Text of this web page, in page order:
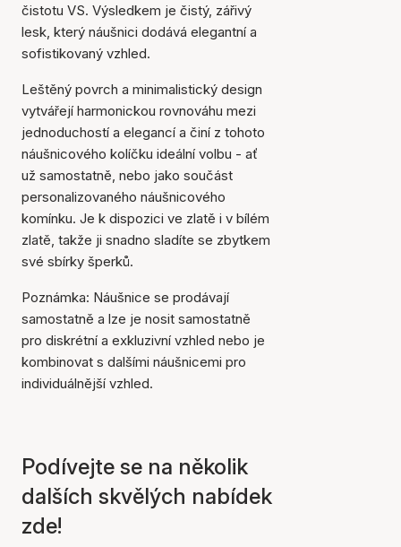
Položka byla přidána do
košíku
čistotu VS. Výsledkem je čistý, zářivý
lesk, který náušnici dodává elegantní a
sofistikovaný vzhled.
Leštěný povrch a minimalistický design
vytvářejí harmonickou rovnováhu mezi
jednoduchostí a elegancí a činí z tohoto
náušnicového kolíčku ideální volbu - ať
už samostatně, nebo jako součást
personalizovaného náušnicového
komínku. Je k dispozici ve zlatě i v bílém
zlatě, takže ji snadno sladíte se zbytkem
své sbírky šperků.
Poznámka: Náušnice se prodávají
samostatně a lze je nosit samostatně
pro diskrétní a exkluzivní vzhled nebo je
kombinovat s dalšími náušnicemi pro
individuálnější vzhled.
Podívejte se na několik
dalších skvělých nabídek
zde!